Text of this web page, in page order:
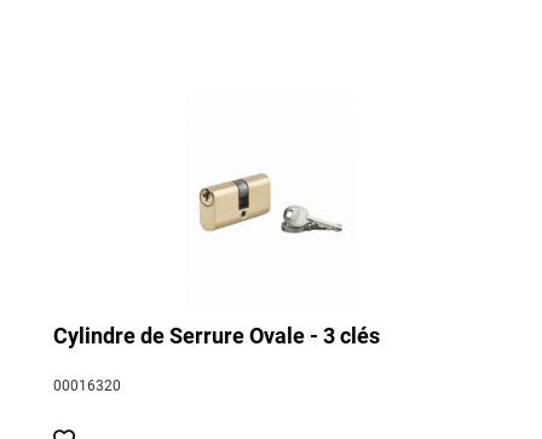
Cylindre de Serrure Ovale - 3 clés
00016320